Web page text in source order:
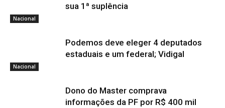
Nacional
sua 1ª suplência
Nacional
Podemos deve eleger 4 deputados
estaduais e um federal; Vidigal
Dono do Master comprava
informações da PF por R$ 400 mil